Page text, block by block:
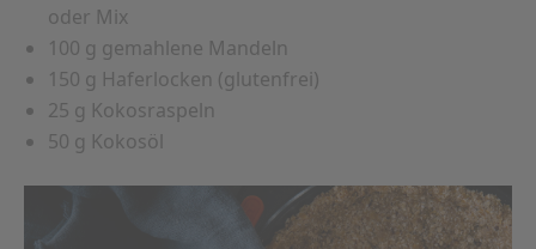
oder Mix
100 g gemahlene Mandeln
150 g Haferlocken (glutenfrei)
25 g Kokosraspeln
50 g Kokosöl